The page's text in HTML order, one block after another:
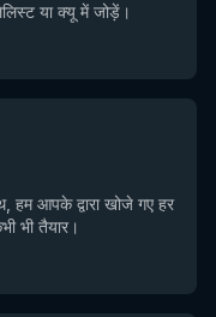
या क्यू में जोड़ें।
हम आपके द्वारा खोजे गए हर
भी तैयार।